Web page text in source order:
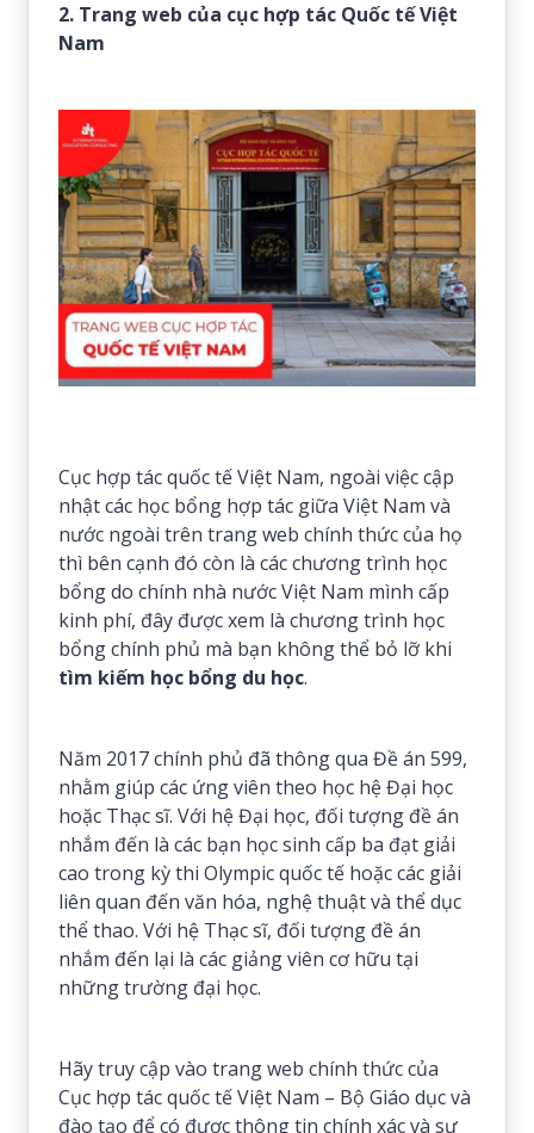
2. Trang web của cục hợp tác Quốc tế Việt
Nam
Cục hợp tác quốc tế Việt Nam, ngoài việc cập
nhật các học bổng hợp tác giữa Việt Nam và
nước ngoài trên trang web chính thức của họ
thì bên cạnh đó còn là các chương trình học
bổng do chính nhà nước Việt Nam mình cấp
kinh phí, đây được xem là chương trình học
bổng chính phủ mà bạn không thể bỏ lỡ khi
tìm kiếm học bổng du học.
Năm 2017 chính phủ đã thông qua Đề án 599,
nhằm giúp các ứng viên theo học hệ Đại học
hoặc Thạc sĩ. Với hệ Đại học, đối tượng đề án
nhắm đến là các bạn học sinh cấp ba đạt giải
cao trong kỳ thi Olympic quốc tế hoặc các giải
liên quan đến văn hóa, nghệ thuật và thể dục
thể thao. Với hệ Thạc sĩ, đối tượng đề án
nhắm đến lại là các giảng viên cơ hữu tại
những trường đại học.
Hãy truy cập vào trang web chính thức của
Cục hợp tác quốc tế Việt Nam – Bộ Giáo dục và
đào tạo để có được thông tin chính xác và sự